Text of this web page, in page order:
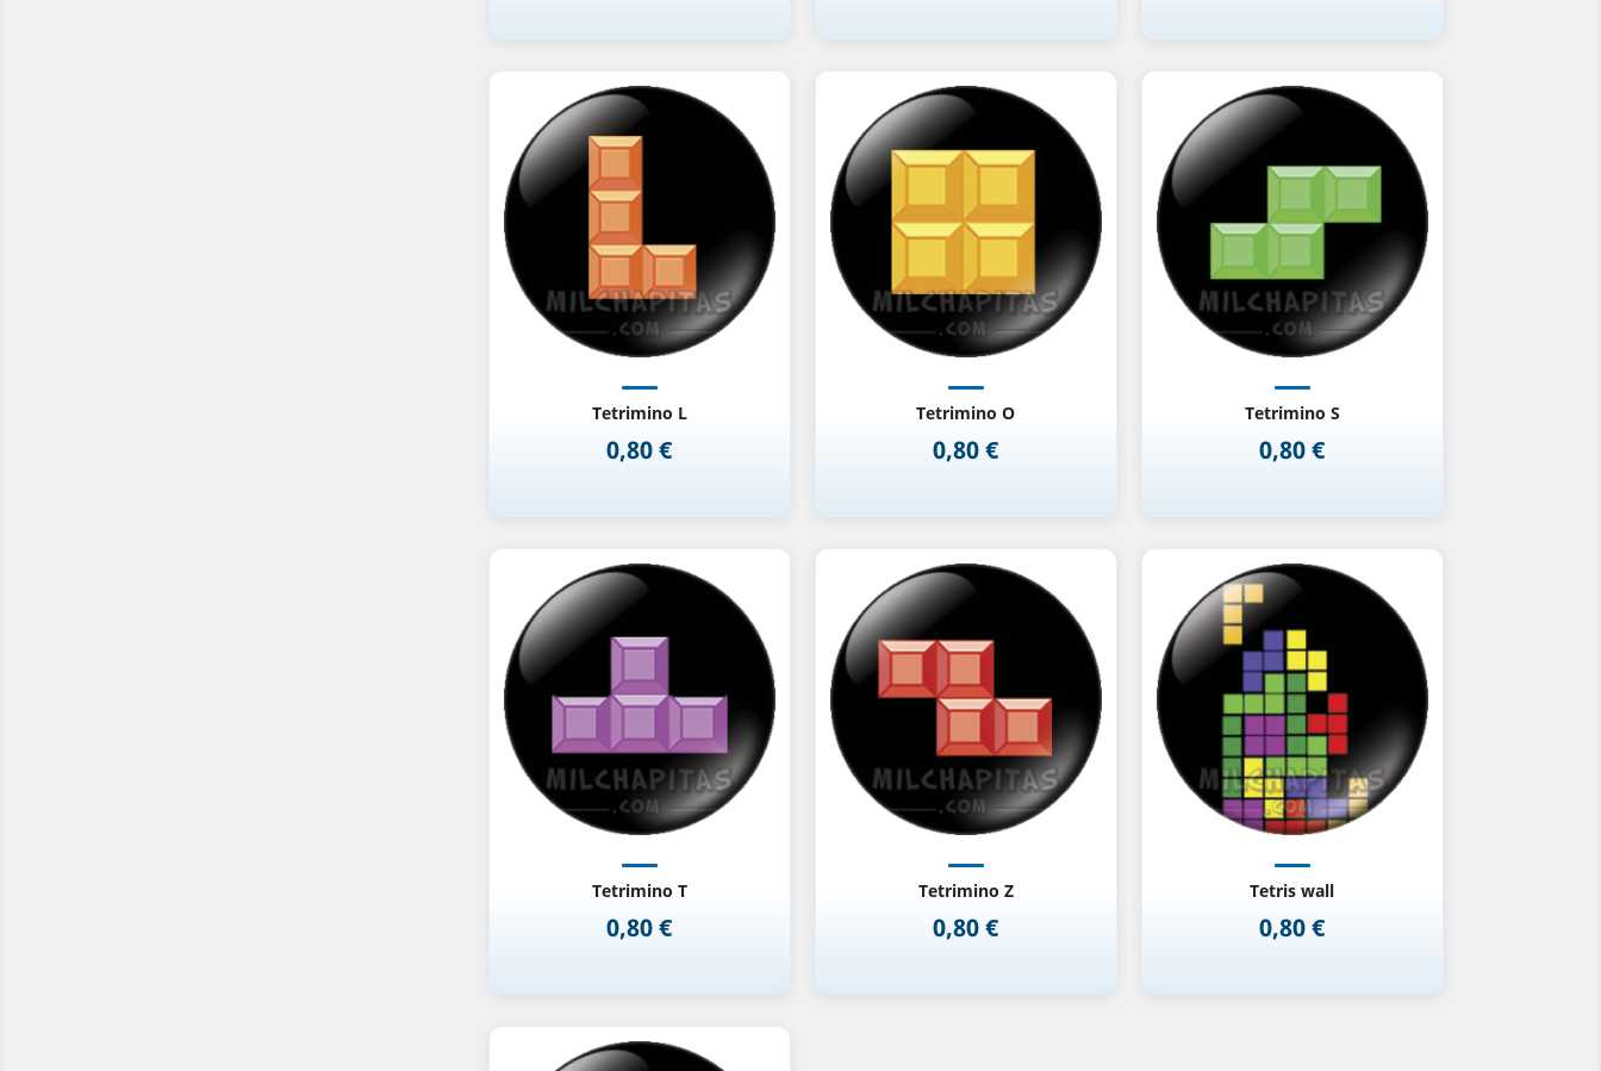
Tetrimino L
Precio
0,80 €
Vista rápida
Tetrimino O
Precio
0,80 €
Vista rápida
Tetrimino S
Precio
0,80 €
Vista rápida
Tetrimino T
Precio
0,80 €
Vista rápida
Tetrimino Z
Precio
0,80 €
Vista rápida
Tetris wall
Precio
0,80 €
Vista rápida